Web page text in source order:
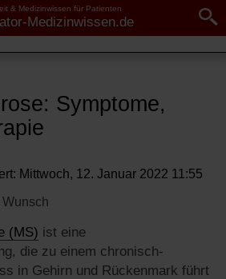
& Medizinwissen für Patienten
Medizinwissen.de
Symptome,
Mittwoch, 12. Januar 2022 11:55
Wunsch
(MS) ist eine
die zu einem chronisch-
in Gehirn und Rückenmark führt
Symptome,